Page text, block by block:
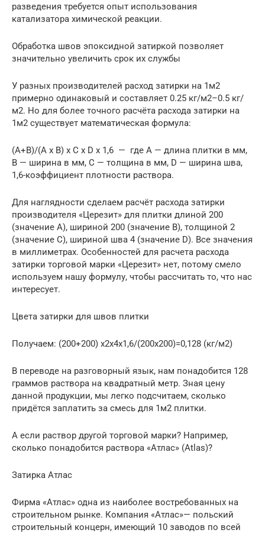
разведения требуется опыт использования
катализатора химической реакции.
Обработка швов эпоксидной затиркой позволяет
значительно увеличить срок их службы
У разных производителей расход затирки на 1м2
примерно одинаковый и составляет 0.25 кг/м2–0.5 кг/
м2. Но для более точного расчёта расхода затирки на
1м2 существует математическая формула:
(A+B)/(A x B) x C x D x 1,6 — где А — длина плитки в мм,
В — ширина в мм, С — толщина в мм, D — ширина шва,
1,6-коэффициент плотности раствора.
Для наглядности сделаем расчёт расхода затирки
производителя «Церезит» для плитки длиной 200
(значение А), шириной 200 (значение В), толщиной 2
(значение С), шириной шва 4 (значение D). Все значения
в миллиметрах. Особенностей для расчета расхода
затирки торговой марки «Церезит» нет, потому смело
используем нашу формулу, чтобы рассчитать то, что нас
интересует.
Цвета затирки для швов плитки
Получаем: (200+200) х2х4х1,6/(200х200)=0,128 (кг/м2)
В переводе на разговорный язык, нам понадобится 128
граммов раствора на квадратный метр. Зная цену
данной продукции, мы легко подсчитаем, сколько
придётся заплатить за смесь для 1м2 плитки.
А если раствор другой торговой марки? Например,
сколько понадобится раствора «Атлас» (Atlas)?
Затирка Атлас
Фирма «Атлас» одна из наиболее востребованных на
строительном рынке. Компания «Атлас»— польский
строительный концерн, имеющий 10 заводов по всей